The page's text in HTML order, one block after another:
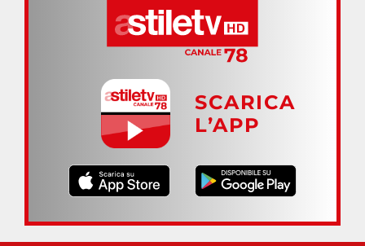
SCARICA
L’APP